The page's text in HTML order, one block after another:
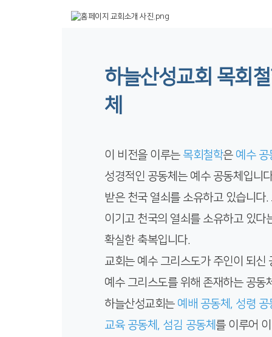
하늘산성교회 목회
체
이 비전을 이루는 목회철학은 예수 공
성경적인 공동체는 예수 공동체입니
받은 천국 열쇠를 소유하고 있습니다
이기고 천국의 열쇠를 소유하고 있다
확실한 축복입니다.
교회는 예수 그리스도가 주인이 되신
예수 그리스도를 위해 존재하는 공동
하늘산성교회는 예배 공동체, 성령
교육 공동체, 섬김 공동체 를 이루어